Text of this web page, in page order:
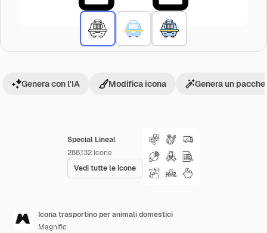
Special Lineal
288,132 Icone
Vedi tutte le icone
Genera con l'IA Modifica icona Genera un
Icona trasportino per animali domestici
Magnific